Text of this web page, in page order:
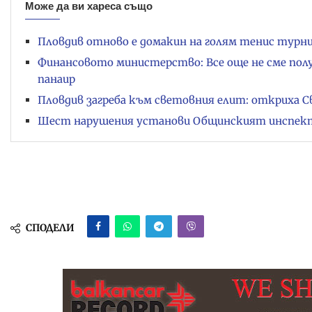
Може да ви хареса също
Пловдив отново е домакин на голям тенис
Финансовото министерство: Все още не сме
панаир
Пловдив загреба към световния елит: откриха
Шест нарушения установи Общинският
СПОДЕЛИ